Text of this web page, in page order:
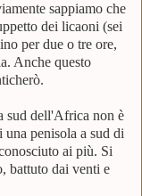
sappiamo che
dei licaoni (sei
per due o tre ore,
Anche questo
sud dell'Africa non è
penisola a sud di
ai più. Si
battuto dai venti e